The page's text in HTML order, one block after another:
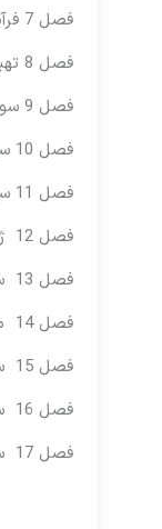
فصل 7 فرآیند تهیه سوسیس
فصل 8 تهیه دستور العمل های شخصی
فصل 9 سوسیس های تازه
فصل 10 سوسیس های پخته شده
فصل 11 سوسیس جگر
فصل 12 ژله گوشت و ژامبون
فصل 13 سوسیس خونی
فصل 14 مرغ، ماهی، شکاری
فصل 15 سوسیس های ارزش افزوده
فصل 16 سوسیس های کوشر
فصل 17 سوسیس های گیاهی